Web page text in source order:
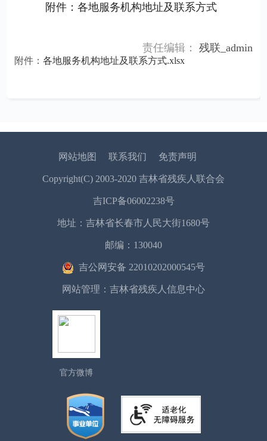
附件：各地服务机构地址及联系方式
责任编辑： 残联_admin
附件： 各地服务机构地址及联系方式​.xlsx
网站地图 联系我们 免责声明
Copyright(C) 2003-2020 吉林省残疾人联合会
吉ICP备06002238号
地址：吉林省长春市人民大街1680号
邮编：130040
吉公网安备 22010202000545号
网站管理：吉林省残疾人信息中心
官方微博